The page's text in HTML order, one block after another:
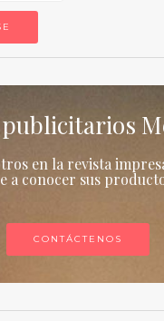
publicitarios
en la revista
a conocer sus
CONTÁCTENOS